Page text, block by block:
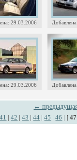
29.03.2006
29.03.2006
←
41 |42 |43 |44 |45 |46 | [